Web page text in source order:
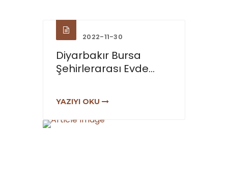
2022-11-30
Diyarbakır Bursa
Şehirlerarası Evde...
YAZIYI OKU